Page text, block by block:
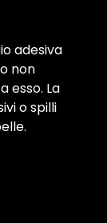
adesiva
non
esso. La
o spilli